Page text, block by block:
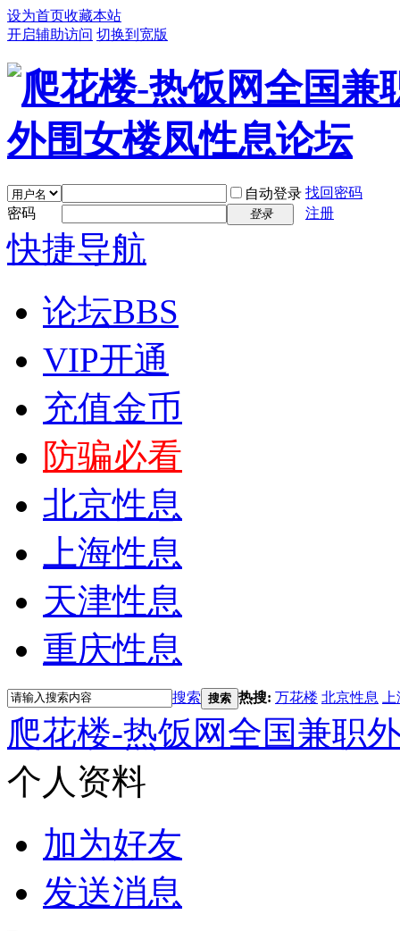
设为首页收藏本站
开启辅助访问 切换到宽版
自动登录 找回密码
密码
登录 注册
快捷导航
论坛BBS
VIP开通
充值金币
防骗必看
北京性息
上海性息
天津性息
重庆性息
搜索 搜索 热搜: 万花楼 北京性息
爬花楼-热饭网全国兼职
个人资料
加为好友
发送消息